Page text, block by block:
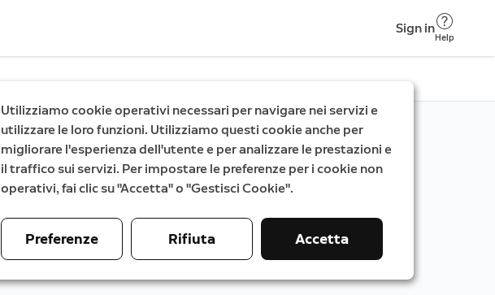
Sign in
Help
Utilizziamo cookie operativi necessari per navigare nei servizi e
utilizzare le loro funzioni. Utilizziamo questi cookie anche per
migliorare l'esperienza dell'utente e per analizzare le prestazioni e
il traffico sui servizi. Per impostare le preferenze per i cookie non
operativi, fai clic su "Accetta" o "Gestisci Cookie".
Preferenze Rifiuta Accetta